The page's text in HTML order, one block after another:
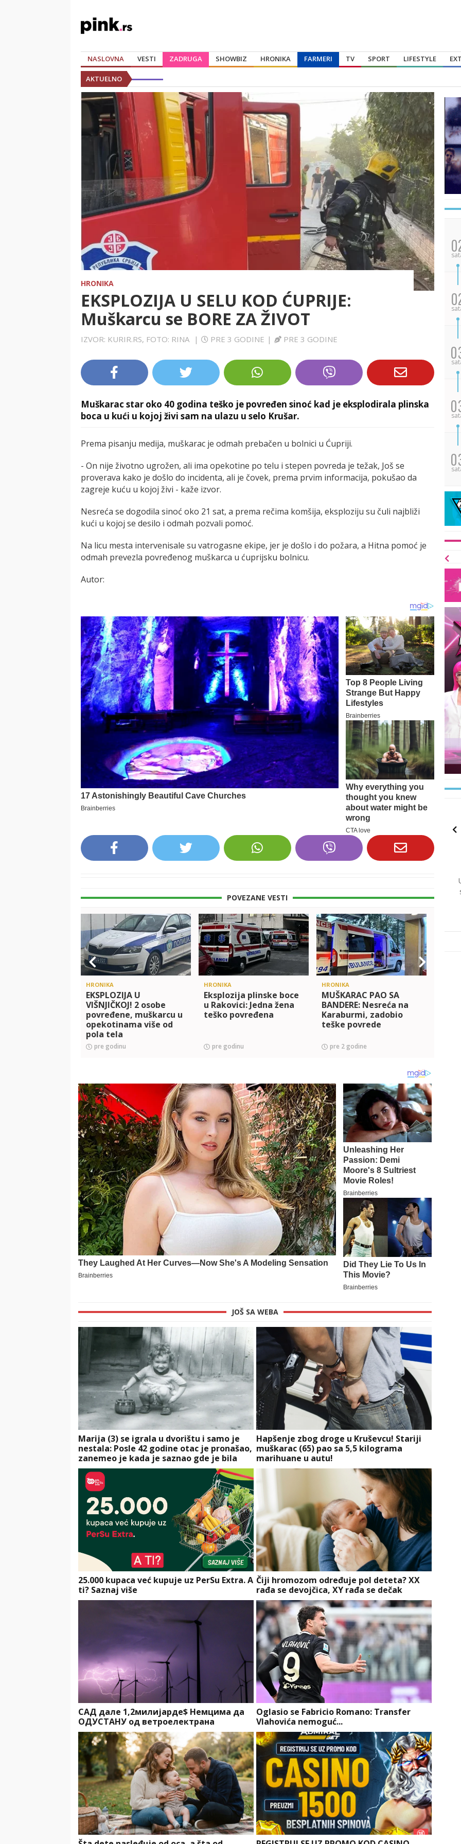
NASLOVNA VESTI ZADRUGA SHOWBIZ HRONIKA FARMERI TV SPORT LIFESTYLE
AKTUELNO
HRONIKA
EKSPLOZIJA U SELU KOD ĆUPRIJE:
Muškarcu se BORE ZA ŽIVOT
IZVOR: KURIR.RS, FOTO: RINA | PRE 3 GODINE | PRE 3 GODINE
Muškarac star oko 40 godina teško je povređen sinoć kad je eksplodirala plinska
boca u kući u kojoj živi sam na ulazu u selo Krušar.
Prema pisanju medija, muškarac je odmah prebačen u bolnici u Ćupriji.
- On nije životno ugrožen, ali ima opekotine po telu i stepen povreda je težak, Još se
proverava kako je došlo do incidenta, ali je čovek, prema prvim informacija, pokušao da
zagreje kuću u kojoj živi - kaže izvor.
Nesreća se dogodila sinoć oko 21 sat, a prema rečima komšija, eksploziju su čuli najbliži
kući u kojoj se desilo i odmah pozvali pomoć.
Na licu mesta intervenisale su vatrogasne ekipe, jer je došlo i do požara, a Hitna pomoć je
odmah prevezla povređenog muškarca u ćuprijsku bolnicu.
Autor:
POVEZANE VESTI
HRONIKA
EKSPLOZIJA U
VIŠNJIČKOJ! 2 osobe
povređene, muškarcu u
opekotinama više od
pola tela
pre godinu
HRONIKA
Eksplozija plinske boce
u Rakovici: Jedna žena
teško povređena
pre godinu
HRONIKA
MUŠKARAC PAO SA
BANDERE: Nesreća na
Karaburmi, zadobio
teške povrede
pre 2 godine
JOŠ SA WEBA
Marija (3) se igrala u dvorištu i samo je
nestala: Posle 42 godine otac je pronašao,
zanemeo je kada je saznao gde je bila
Hapšenje zbog droge u Kruševcu! Stariji
muškarac (65) pao sa 5,5 kilograma
marihuane u autu!
25.000 kupaca već kupuje uz PerSu Extra. A
ti? Saznaj više
Čiji hromozom određuje pol deteta? XX
rađa se devojčica, XY rađa se dečak
САД дале 1,2милијарде$ Немцима да
ОДУСТАНУ од ветроелектрана
Oglasio se Fabricio Romano: Transfer
Vlahovića nemoguć...